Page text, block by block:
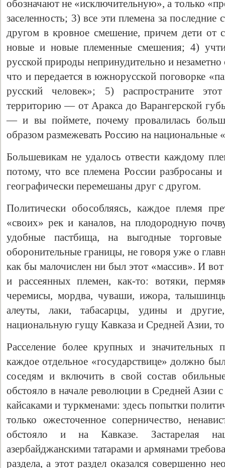
обозначают не «исключительную», а только
заселенность; 3) все эти племена за последние
другом в кровное смешение, причем дети от
новые и новые племенные смешения; 4)
русской природы непринудительно и
что и передается в южнорусской поговорке
русский человек»; 5) распространите
территорию — от Аракса до Варангерской
— и вы поймете, почему провалилась
образом размежевать Россию на национальные
Большевикам не удалось отвести каждому
потому, что все племена России разбросаны
географически перемешаны друг с другом.
Политически обособляясь, каждое племя
«своих» рек и каналов, на плодородную
удобные пастбища, на выгодные
оборонительные границы, не говоря уже о
как бы малочислен ни был этот «массив». И
и рассеянных племен, как-то: вотяки,
черемисы, мордва, чуваши, ижора,
алеуты, лаки, табасарцы, удины и
национальную гущу Кавказа и Средней Азии,
Расселение более крупных и значительных
каждое отдельное «государствице» должно
соседям и включить в свой состав
обстояло в начале революции в Средней Азии
кайсаками и туркменами: здесь попытки
только ожесточенное соперничество,
обстояло и на Кавказе. Застарелая
азербайджанскими татарами и армянами
раздела, а этот раздел оказался совершенно